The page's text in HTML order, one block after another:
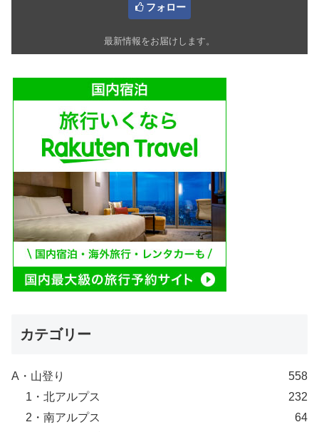
フォロー
最新情報をお届けします。
カテゴリー
A・山登り
558
1・北アルプス
232
2・南アルプス
64